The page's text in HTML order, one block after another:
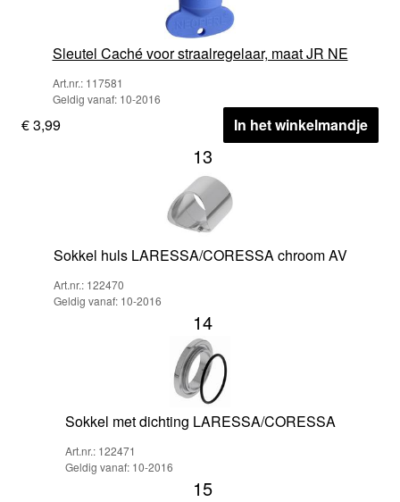
Sleutel Caché voor straalregelaar, maat JR NE
Art.nr.: 117581
Geldig vanaf: 10-2016
€ 3,99 In het winkelmandje
13
Sokkel huls LARESSA/CORESSA chroom AV
Art.nr.: 122470
Geldig vanaf: 10-2016
14
Sokkel met dichting LARESSA/CORESSA
Art.nr.: 122471
Geldig vanaf: 10-2016
15